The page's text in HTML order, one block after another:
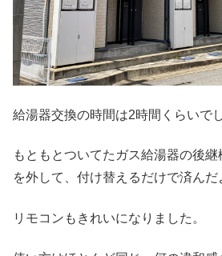
給湯器交換の時間は2時間くらいでし
もともとついてたガス給湯器の後
を外して、付け替えるだけで済んだ
リモコンもきれいになりました。